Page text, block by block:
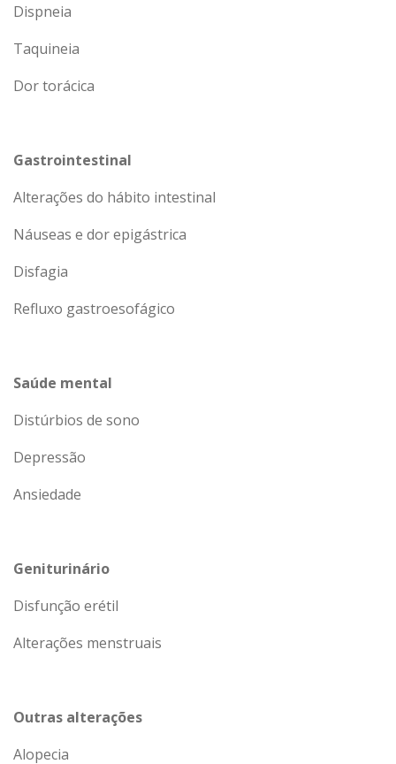
Dispneia
Taquineia
Dor torácica
Gastrointestinal
Alterações do hábito intestinal
Náuseas e dor epigástrica
Disfagia
Refluxo gastroesofágico
Saúde mental
Distúrbios de sono
Depressão
Ansiedade
Geniturinário
Disfunção erétil
Alterações menstruais
Outras alterações
Alopecia